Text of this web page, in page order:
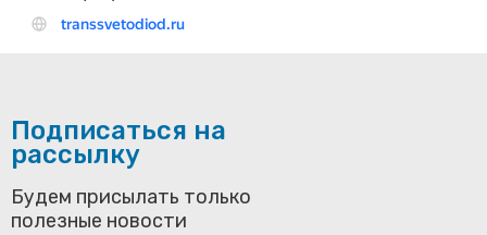
Подписаться на
рассылку
Будем присылать только
полезные новости